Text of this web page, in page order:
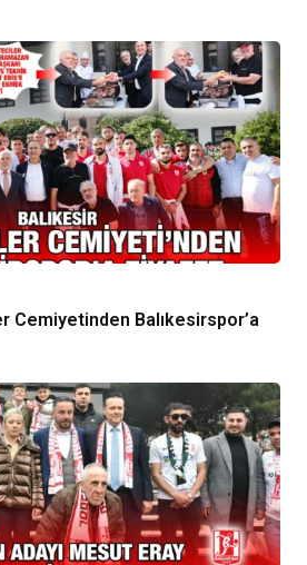
Cemiyetinden Balıkesirspor’a